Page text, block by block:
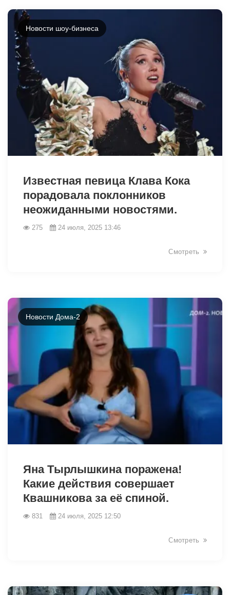
Новости шоу-бизнеса
Известная певица Клава Кока
порадовала поклонников
неожиданными новостями.
275 24 июля, 2025 13:46
Смотреть
Новости Дома-2
Яна Тырлышкина поражена!
Какие действия совершает
Квашникова за её спиной.
831 24 июля, 2025 12:50
Смотреть